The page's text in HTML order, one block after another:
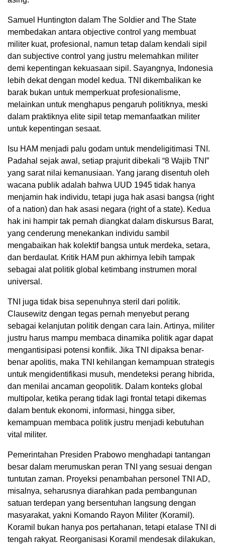
Samuel Huntington dalam The Soldier and The State
membedakan antara objective control yang membuat
militer kuat, profesional, namun tetap dalam kendali sipil
dan subjective control yang justru melemahkan militer
demi kepentingan kekuasaan sipil. Sayangnya, Indonesia
lebih dekat dengan model kedua. TNI dikembalikan ke
barak bukan untuk memperkuat profesionalisme,
melainkan untuk menghapus pengaruh politiknya, meski
dalam praktiknya elite sipil tetap memanfaatkan militer
untuk kepentingan sesaat.
Isu HAM menjadi palu godam untuk mendeligitimasi TNI.
Padahal sejak awal, setiap prajurit dibekali “8 Wajib TNI”
yang sarat nilai kemanusiaan. Yang jarang disentuh oleh
wacana publik adalah bahwa UUD 1945 tidak hanya
menjamin hak individu, tetapi juga hak asasi bangsa (right
of a nation) dan hak asasi negara (right of a state). Kedua
hak ini hampir tak pernah diangkat dalam diskursus Barat,
yang cenderung menekankan individu sambil
mengabaikan hak kolektif bangsa untuk merdeka, setara,
dan berdaulat. Kritik HAM pun akhirnya lebih tampak
sebagai alat politik global ketimbang instrumen moral
universal.
TNI juga tidak bisa sepenuhnya steril dari politik.
Clausewitz dengan tegas pernah menyebut perang
sebagai kelanjutan politik dengan cara lain. Artinya, militer
justru harus mampu membaca dinamika politik agar dapat
mengantisipasi potensi konflik. Jika TNI dipaksa benar-
benar apolitis, maka TNI kehilangan kemampuan strategis
untuk mengidentifikasi musuh, mendeteksi perang hibrida,
dan menilai ancaman geopolitik. Dalam konteks global
multipolar, ketika perang tidak lagi frontal tetapi dikemas
dalam bentuk ekonomi, informasi, hingga siber,
kemampuan membaca politik justru menjadi kebutuhan
vital militer.
Pemerintahan Presiden Prabowo menghadapi tantangan
besar dalam merumuskan peran TNI yang sesuai dengan
tuntutan zaman. Proyeksi penambahan personel TNI AD,
misalnya, seharusnya diarahkan pada pembangunan
satuan terdepan yang bersentuhan langsung dengan
masyarakat, yakni Komando Rayon Militer (Koramil).
Koramil bukan hanya pos pertahanan, tetapi etalase TNI di
tengah rakyat. Reorganisasi Koramil mendesak dilakukan,